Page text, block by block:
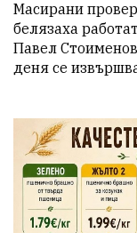
Масирани
белязаха
Павел
деня се